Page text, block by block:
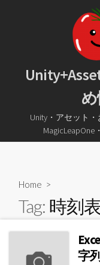
プ
Unity・アセット・
MagicLeapOne
Home >
Tag: 時刻
字